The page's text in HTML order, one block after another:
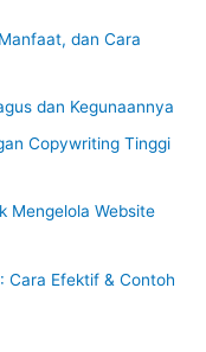
dan Cara
dan Kegunaannya
Copywriting Tinggi
Mengelola Website
Cara Efektif & Contoh